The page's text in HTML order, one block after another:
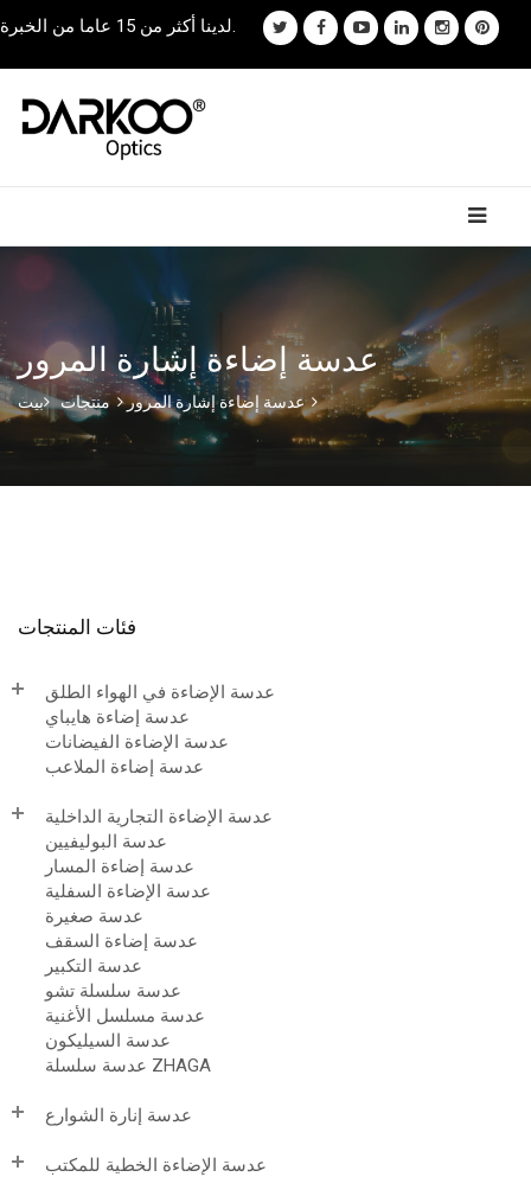
لدينا أكثر من 15 عاما من الخبرة.
عدسة إضاءة إشارة المرور
بيت منتجات عدسة إضاءة إشارة المرور
فئات المنتجات
عدسة الإضاءة في الهواء الطلق
عدسة إضاءة هايباي
عدسة الإضاءة الفيضانات
عدسة إضاءة الملاعب
عدسة الإضاءة التجارية الداخلية
عدسة البوليفيين
عدسة إضاءة المسار
عدسة الإضاءة السفلية
عدسة صغيرة
عدسة إضاءة السقف
عدسة التكبير
عدسة سلسلة تشو
عدسة مسلسل الأغنية
عدسة السيليكون
عدسة سلسلة ZHAGA
عدسة إنارة الشوارع
عدسة الإضاءة الخطية للمكتب